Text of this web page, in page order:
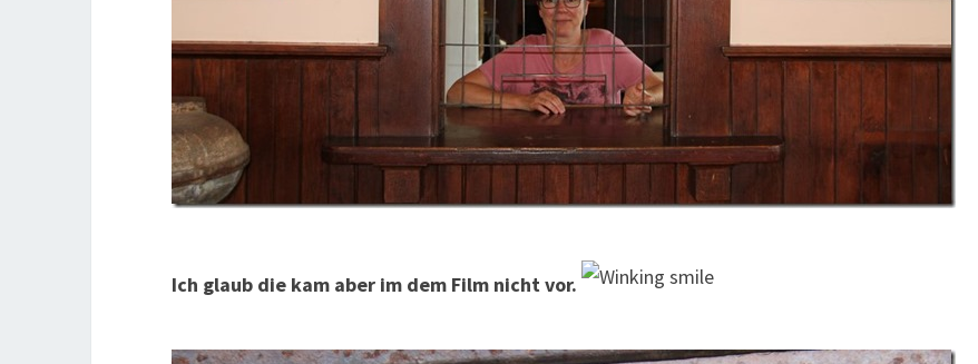
Ich glaub die kam aber im dem Film nicht vor.